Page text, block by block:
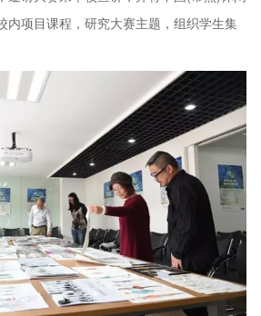
内项目课程，研究大赛主题，组织学生集